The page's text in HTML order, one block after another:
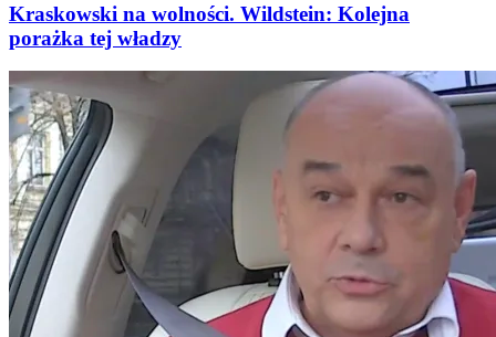
Kraskowski na wolności. Wildstein: Kolejna
porażka tej władzy